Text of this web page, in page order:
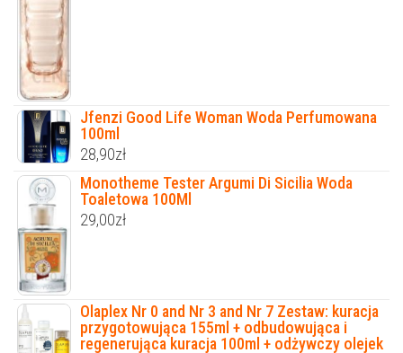
Jfenzi Good Life Woman Woda Perfumowana
100ml
28,90zł
Monotheme Tester Argumi Di Sicilia Woda
Toaletowa 100Ml
29,00zł
Olaplex Nr 0 and Nr 3 and Nr 7 Zestaw: kuracja
przygotowująca 155ml + odbudowująca i
regenerująca kuracja 100ml + odżywczy olejek